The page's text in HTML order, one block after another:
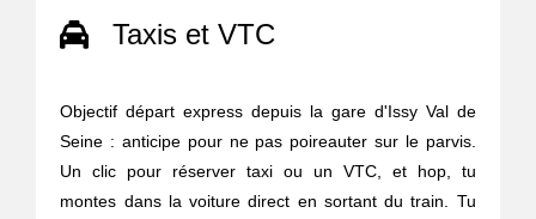
Taxis et VTC
Objectif départ express depuis la gare d'Issy Val de
Seine : anticipe pour ne pas poireauter sur le parvis.
Un clic pour réserver taxi ou un VTC, et hop, tu
montes dans la voiture direct en sortant du train. Tu